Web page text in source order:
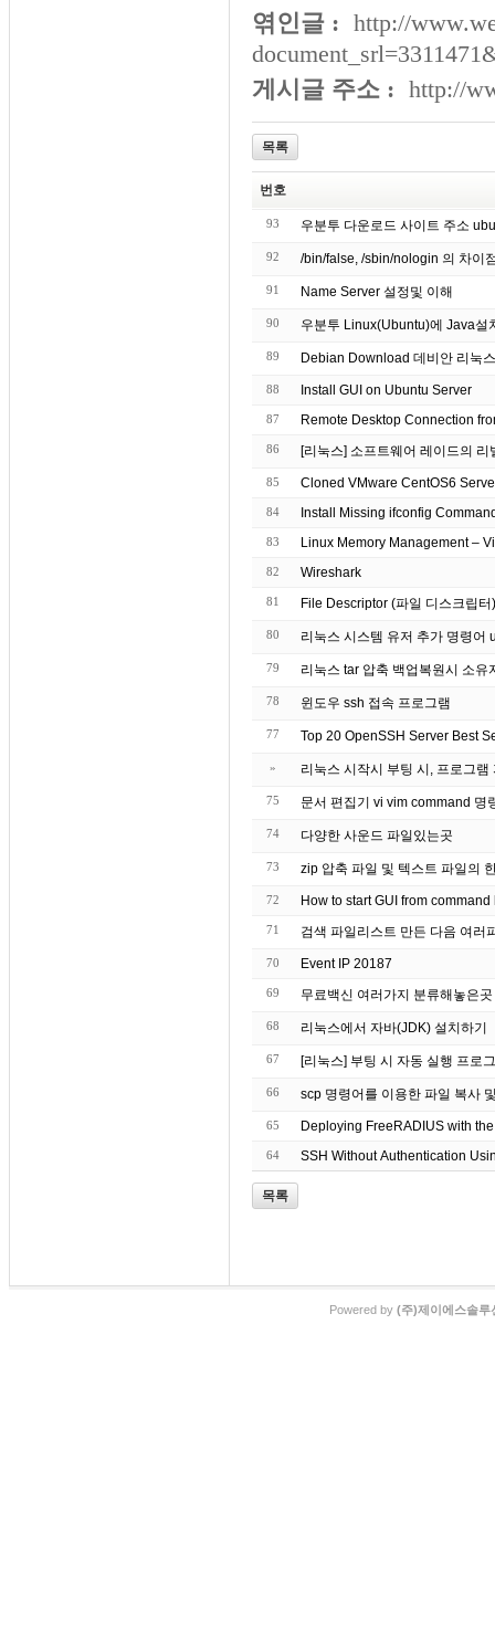
엮인글 : http://
게시글 주소 : http://
목록
번호
93 우분투 다운로드 사이트 주소
92 /bin/false, /sbin/nologin 의 차이
91 Name Server 설정및 이해
90 우분투 Linux(Ubuntu)에 Java설
89 Debian Download 데비안 리눅
88 Install GUI on Ubuntu Server
87 Remote Desktop Connection
86 [리눅스] 소프트웨어 레이드의
85
84 Install Missing ifconfig
83 Linux Memory Management –
82 Wireshark
81 File Descriptor (파일 디스크립
80 리눅스 시스템 유저 추가 명령어
79 리눅스 tar 압축 백업복원시 소유
78 윈도우 ssh 접속 프로그램
77 Top 20 OpenSSH Server Best
» 리눅스 시작시 부팅 시, 프로그램
75 문서 편집기 vi vim command 명
74 다양한 사운드 파일있는곳
73 zip 압축 파일 및 텍스트 파일의
72 How to start GUI from command
71 검색 파일리스트 만든 다음 여러
70 Event IP 20187
69 무료백신 여러가지 분류해놓은곳
68 리눅스에서 자바(JDK) 설치하기
67 [리눅스] 부팅 시 자동 실행 프로
66 scp 명령어를 이용한 파일 복사
65 Deploying FreeRADIUS with
64 SSH Without Authentication
목록
Powered by (주)제이에스솔루